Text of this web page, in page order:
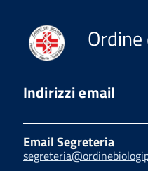
Indirizzi email
Email Segreteria